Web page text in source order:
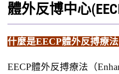
體外反博中心
什麼是EECP體外反搏療法
EECP體外反搏療法（